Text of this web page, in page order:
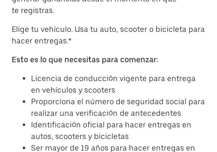
te registras.
Elige tu vehículo. Usa tu auto, scooter o bicicleta para
hacer entregas.*
Esto es lo que necesitas para comenzar:
Licencia de conducción vigente para entrega
en vehículos y scooters
Proporciona el número de seguridad social para
realizar una verificación de antecedentes
Identificación oficial para hacer entregas en
autos, scooters y bicicletas
Ser mayor de 19 años para hacer entregas en